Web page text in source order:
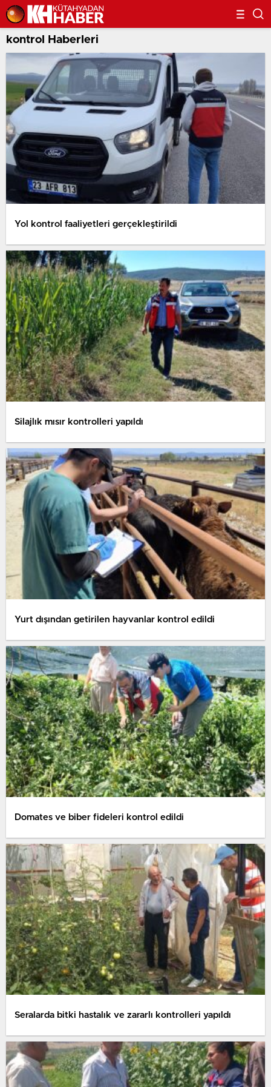
kontrol Haberleri
Yol kontrol faaliyetleri gerçekleştirildi
Silajlık mısır kontrolleri yapıldı
Yurt dışından getirilen hayvanlar kontrol edildi
Domates ve biber fideleri kontrol edildi
Seralarda bitki hastalık ve zararlı kontrolleri yapıldı